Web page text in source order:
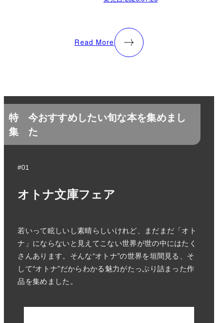
Read More
特
集
今おすすめしたい旬な本を集めまし
た
#01
オトナ文庫フェア
若いって眩しいし素晴らしいけれど、まだまだ「オト
ナ」にならないと見えてこない世界が世の中にはたく
さんあります。そんな“オトナ”の世界を垣間見る、そ
して“オトナ”だからわかる魅力がたっぷり詰まった作
品を集めました。